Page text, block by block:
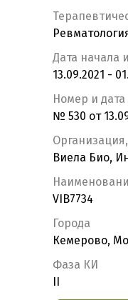
Дата начала
13.09.2021 -
Номер и дата
№ 530 от
Виела Био,
VIB7734
Города
Кемерово,
Фаза КИ